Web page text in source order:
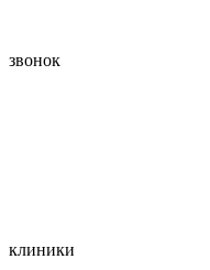
звонок
клиники